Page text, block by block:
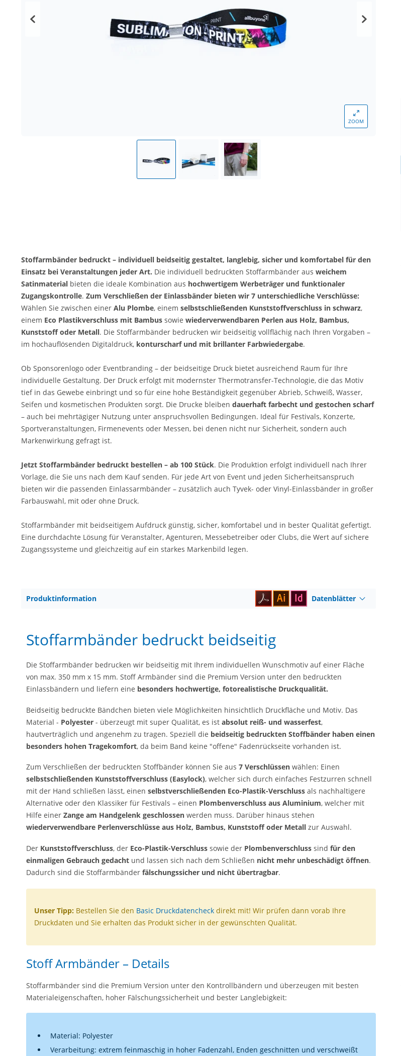
ZOOM
Stoffarmbänder bedruckt – individuell beidseitig gestaltet, langlebig, sicher und komfortabel für den
Einsatz bei Veranstaltungen jeder Art. Die individuell bedruckten Stoffarmbänder aus weichem
Satinmaterial bieten die ideale Kombination aus hochwertigem Werbeträger und funktionaler
Zugangskontrolle. Zum Verschließen der Einlassbänder bieten wir 7 unterschiedliche Verschlüsse:
Wählen Sie zwischen einer Alu Plombe, einem selbstschließenden Kunststoffverschluss in schwarz,
einem Eco Plastikverschluss mit Bambus sowie wiederverwendbaren Perlen aus Holz, Bambus,
Kunststoff oder Metall. Die Stoffarmbänder bedrucken wir beidseitig vollflächig nach Ihren Vorgaben –
im hochauflösenden Digitaldruck, konturscharf und mit brillanter Farbwiedergabe.
Ob Sponsorenlogo oder Eventbranding – der beidseitige Druck bietet ausreichend Raum für Ihre
individuelle Gestaltung. Der Druck erfolgt mit modernster Thermotransfer-Technologie, die das Motiv
tief in das Gewebe einbringt und so für eine hohe Beständigkeit gegenüber Abrieb, Schweiß, Wasser,
Seifen und kosmetischen Produkten sorgt. Die Drucke bleiben dauerhaft farbecht und gestochen scharf
– auch bei mehrtägiger Nutzung unter anspruchsvollen Bedingungen. Ideal für Festivals, Konzerte,
Sportveranstaltungen, Firmenevents oder Messen, bei denen nicht nur Sicherheit, sondern auch
Markenwirkung gefragt ist.
Jetzt Stoffarmbänder bedruckt bestellen – ab 100 Stück. Die Produktion erfolgt individuell nach Ihrer
Vorlage, die Sie uns nach dem Kauf senden. Für jede Art von Event und jeden Sicherheitsanspruch
bieten wir die passenden Einlassarmbänder – zusätzlich auch Tyvek- oder Vinyl-Einlassbänder in großer
Farbauswahl, mit oder ohne Druck.
Stoffarmbänder mit beidseitigem Aufdruck günstig, sicher, komfortabel und in bester Qualität gefertigt.
Eine durchdachte Lösung für Veranstalter, Agenturen, Messebetreiber oder Clubs, die Wert auf sichere
Zugangssysteme und gleichzeitig auf ein starkes Markenbild legen.
Produktinformation Datenblätter
Stoffarmbänder bedruckt beidseitig
Die Stoffarmbänder bedrucken wir beidseitig mit Ihrem individuellen Wunschmotiv auf einer Fläche
von max. 350 mm x 15 mm. Stoff Armbänder sind die Premium Version unter den bedruckten
Einlassbändern und liefern eine besonders hochwertige, fotorealistische Druckqualität.
Beidseitig bedruckte Bändchen bieten viele Möglichkeiten hinsichtlich Druckfläche und Motiv. Das
Material - Polyester - überzeugt mit super Qualität, es ist absolut reiß- und wasserfest,
hautverträglich und angenehm zu tragen. Speziell die beidseitig bedruckten Stoffbänder haben einen
besonders hohen Tragekomfort, da beim Band keine "offene" Fadenrückseite vorhanden ist.
Zum Verschließen der bedruckten Stoffbänder können Sie aus 7 Verschlüssen wählen: Einen
selbstschließenden Kunststoffverschluss (Easylock), welcher sich durch einfaches Festzurren schnell
mit der Hand schließen lässt, einen selbstverschließenden Eco-Plastik-Verschluss als nachhaltigere
Alternative oder den Klassiker für Festivals – einen Plombenverschluss aus Aluminium, welcher mit
Hilfe einer Zange am Handgelenk geschlossen werden muss. Darüber hinaus stehen
wiederverwendbare Perlenverschlüsse aus Holz, Bambus, Kunststoff oder Metall zur Auswahl.
Der Kunststoffverschluss, der Eco-Plastik-Verschluss sowie der Plombenverschluss sind für den
einmaligen Gebrauch gedacht und lassen sich nach dem Schließen nicht mehr unbeschädigt öffnen.
Dadurch sind die Stoffarmbänder fälschungssicher und nicht übertragbar.
Unser Tipp: Bestellen Sie den Basic Druckdatencheck direkt mit! Wir prüfen dann vorab Ihre
Druckdaten und Sie erhalten das Produkt sicher in der gewünschten Qualität.
Stoff Armbänder – Details
Stoffarmbänder sind die Premium Version unter den Kontrollbändern und überzeugen mit besten
Materialeigenschaften, hoher Fälschungssicherheit und bester Langlebigkeit:
Material: Polyester
Verarbeitung: extrem feinmaschig in hoher Fadenzahl, Enden geschnitten und verschweißt